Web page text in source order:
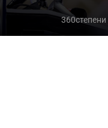
360степени